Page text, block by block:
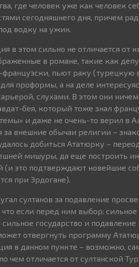
где человек уже как человек
сегодняшнего дня, причем
водку на ужин.
в этом сильно не отличается от
в романе, такие как
пьют раку (турецкую
проформы, а на деле
слухами. В этом они
бея, который тоже знал
и даже не очень-то верил в
внешние обычаи религии –
добиться Ататюрку –
мишуры, да еще построить
(и это подтверждают новейшие
при Эрдогане).
султанов за подавление
если перед ним выбор: сильное
государство и
отвергнуть программу
в данном пункте – возможно,
отличается от султанской